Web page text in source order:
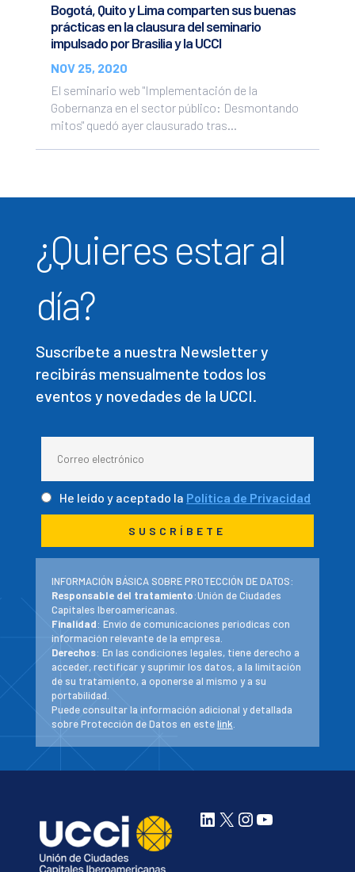
Bogotá, Quito y Lima comparten sus buenas
prácticas en la clausura del seminario
impulsado por Brasilia y la UCCI
NOV 25, 2020
El seminario web "Implementación de la
Gobernanza en el sector público: Desmontando
mitos" quedó ayer clausurado tras...
¿Quieres estar al
día?
Suscríbete a nuestra Newsletter y
recibirás mensualmente todos los
eventos y novedades de la UCCI.
He leído y aceptado la Política de Privacidad
INFORMACIÓN BÁSICA SOBRE PROTECCIÓN DE DATOS:
Responsable del tratamiento:Unión de Ciudades
Capitales Iberoamericanas.
Finalidad: Envío de comunicaciones periodicas con
información relevante de la empresa.
Derechos: En las condiciones legales, tiene derecho a
acceder, rectificar y suprimir los datos, a la limitación
de su tratamiento, a oponerse al mismo y a su
portabilidad.
Puede consultar la información adicional y detallada
sobre Protección de Datos en estelink
LinkedIn
X Instagram
YouTube